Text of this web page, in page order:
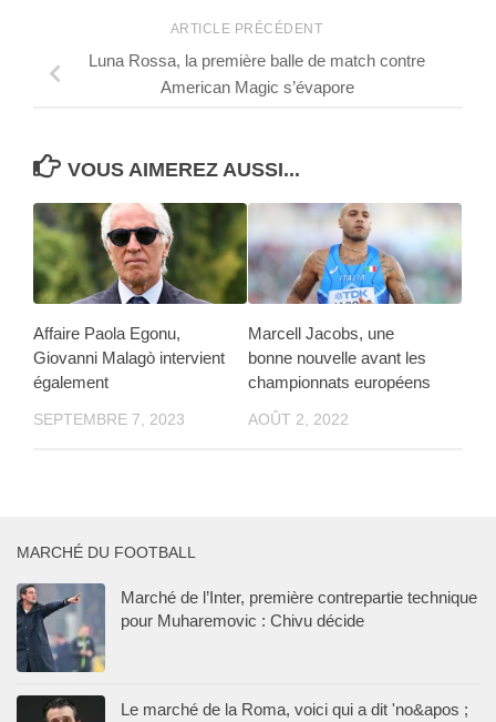
ARTICLE PRÉCÉDENT
Luna Rossa, la première balle de match contre
American Magic s’évapore
VOUS AIMEREZ AUSSI...
Affaire Paola Egonu,
Giovanni Malagò intervient
également
SEPTEMBRE 7, 2023
Marcell Jacobs, une
bonne nouvelle avant les
championnats européens
AOÛT 2, 2022
MARCHÉ DU FOOTBALL
Marché de l’Inter, première contrepartie technique
pour Muharemovic : Chivu décide
Le marché de la Roma, voici qui a dit 'no&apos ;